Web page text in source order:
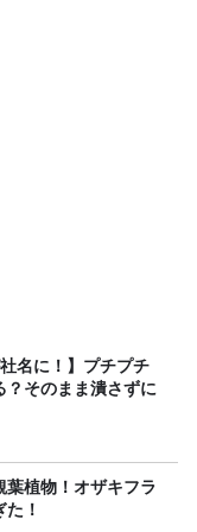
社名に！】プチプチ
？そのまま潰さずに
植物！オザキフラ
！